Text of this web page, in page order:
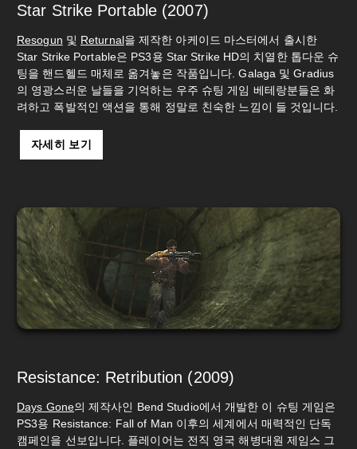
Star Strike Portable (2007)
Resogun 및 Returnal을 제작한 아케이드 마스터에서 출시한
Star Strike Portable은 PS3용 Star Strike HD의 치열한 톱다운 슈
팅을 핸드헬드 매체로 옮겨놓은 작품입니다. Galaga 및 Gradius
의 영광스러운 날들을 기억하는 우주 슈팅 게임 베테랑분들은 화
려하고 폭발적인 액션을 통해 정말로 친숙한 느낌이 들 것입니다.
자세히 보기
Resistance: Retribution (2009)
Days Gone의 제작사인 Bend Studio에서 개발한 이 슈팅 게임은
PS3용 Resistance: Fall of Man 이후의 세계에서 매력적인 단독
캠페인을 선보입니다. 플레이어는 전직 영국 해병대원 제임스 그